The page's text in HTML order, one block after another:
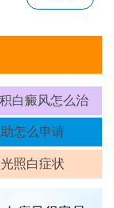
白癜风怎么治
怎么申请
照白症状